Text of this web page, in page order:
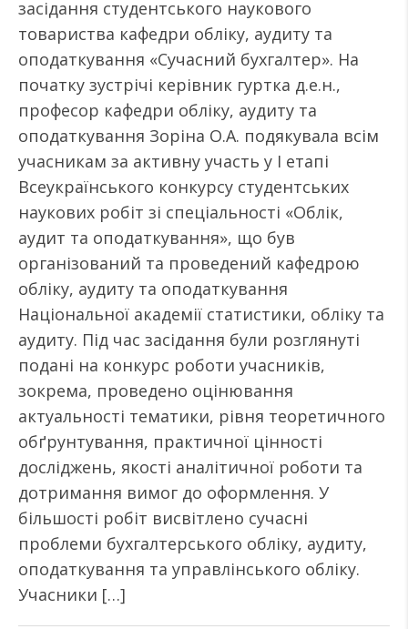
засідання студентського наукового
товариства кафедри обліку, аудиту та
оподаткування «Сучасний бухгалтер». На
початку зустрічі керівник гуртка д.е.н.,
професор кафедри обліку, аудиту та
оподаткування Зоріна О.А. подякувала всім
учасникам за активну участь у І етапі
Всеукраїнського конкурсу студентських
наукових робіт зі спеціальності «Облік,
аудит та оподаткування», що був
організований та проведений кафедрою
обліку, аудиту та оподаткування
Національної академії статистики, обліку та
аудиту. Під час засідання були розглянуті
подані на конкурс роботи учасників,
зокрема, проведено оцінювання
актуальності тематики, рівня теоретичного
обґрунтування, практичної цінності
досліджень, якості аналітичної роботи та
дотримання вимог до оформлення. У
більшості робіт висвітлено сучасні
проблеми бухгалтерського обліку, аудиту,
оподаткування та управлінського обліку.
Учасники […]